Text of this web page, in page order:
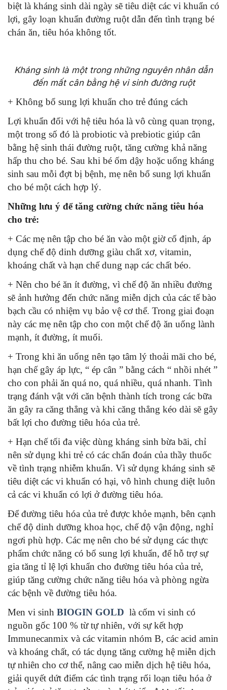
biệt là kháng sinh dài ngày sẽ tiêu diệt các vi khuẩn có
lợi, gây loạn khuẩn đường ruột dẫn đến tình trạng bé
chán ăn, tiêu hóa không tốt.
Kháng sinh là một trong những nguyên nhân dẫn
đến mất cân bằng hệ vi sinh đường ruột
+ Không bổ sung lợi khuẩn cho trẻ đúng cách
Lợi khuẩn đối với hệ tiêu hóa là vô cùng quan trọng,
một trong số đó là probiotic và prebiotic giúp cân
bằng hệ sinh thái đường ruột, tăng cường khả năng
hấp thu cho bé. Sau khi bé ốm dậy hoặc uống kháng
sinh sau mỗi đợt bị bệnh, mẹ nên bổ sung lợi khuẩn
cho bé một cách hợp lý.
Những lưu ý để tăng cường chức năng tiêu hóa
cho trẻ:
+ Các mẹ nên tập cho bé ăn vào một giờ cố định, áp
dụng chế độ dinh dưỡng giàu chất xơ, vitamin,
khoáng chất và hạn chế dung nạp các chất béo.
+ Nên cho bé ăn ít đường, vì chế độ ăn nhiều đường
sẽ ảnh hưởng đến chức năng miễn dịch của các tế bào
bạch cầu có nhiệm vụ bảo vệ cơ thể. Trong giai đoạn
này các mẹ nên tập cho con một chế độ ăn uống lành
mạnh, ít đường, ít muối.
+ Trong khi ăn uống nên tạo tâm lý thoải mãi cho bé,
hạn chế gây áp lực, “ ép cân ” bằng cách “ nhồi nhét ”
cho con phải ăn quá no, quá nhiều, quá nhanh. Tình
trạng đánh vật với căn bệnh thành tích trong các bữa
ăn gây ra căng thẳng và khi căng thẳng kéo dài sẽ gây
bất lợi cho đường tiêu hóa của trẻ.
+ Hạn chế tối đa việc dùng kháng sinh bừa bãi, chỉ
nên sử dụng khi trẻ có các chẩn đoán của thầy thuốc
về tình trạng nhiễm khuẩn. Vì sử dụng kháng sinh sẽ
tiêu diệt các vi khuẩn có hại, vô hình chung diệt luôn
cả các vi khuẩn có lợi ở đường tiêu hóa.
Để đường tiêu hóa của trẻ được khỏe mạnh, bên cạnh
chế độ dinh dưỡng khoa học, chế độ vận động, nghỉ
ngơi phù hợp. Các mẹ nên cho bé sử dụng các thực
phẩm chức năng có bổ sung lợi khuẩn, để hỗ trợ sự
gia tăng tỉ lệ lợi khuẩn cho đường tiêu hóa của trẻ,
giúp tăng cường chức năng tiêu hóa và phòng ngừa
các bệnh về đường tiêu hóa.
Men vi sinh BIOGIN GOLD là cốm vi sinh có
nguồn gốc 100 % từ tự nhiên, với sự kết hợp
Immunecanmix và các vitamin nhóm B, các acid amin
và khoáng chất, có tác dụng tăng cường hệ miễn dịch
tự nhiên cho cơ thể, nâng cao miễn dịch hệ tiêu hóa,
giải quyết dứt điểm các tình trạng rối loạn tiêu hóa ở